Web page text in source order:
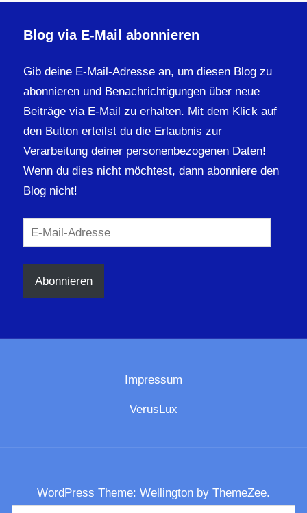
Blog via E-Mail abonnieren
Gib deine E-Mail-Adresse an, um diesen Blog zu
abonnieren und Benachrichtigungen über neue
Beiträge via E-Mail zu erhalten. Mit dem Klick auf
den Button erteilst du die Erlaubnis zur
Verarbeitung deiner personenbezogenen Daten!
Wenn du dies nicht möchtest, dann abonniere den
Blog nicht!
E-
Mail-
Adresse
Abonnieren
Impressum
VerusLux
WordPress Theme: Wellington by ThemeZee.